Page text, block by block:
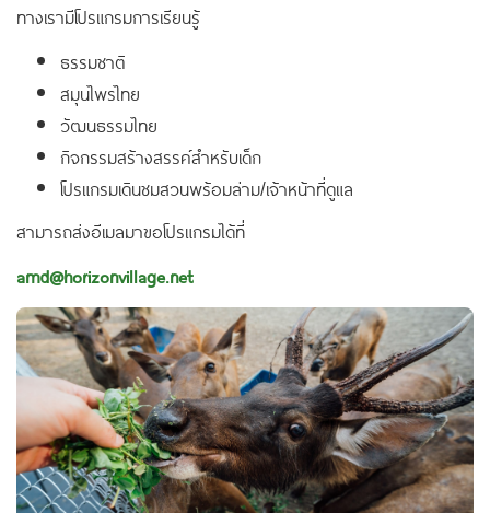
ทางเรามีโปรแกรมการเรียนรู้
ธรรมชาติ
สมุนไพรไทย
วัฒนธรรมไทย
กิจกรรมสร้างสรรค์สำหรับเด็ก
โปรแกรมเดินชมสวนพร้อมล่าม/เจ้าหน้าที่ดูแล
สามารถส่งอีเมลมาขอโปรแกรมได้ที่
amd@horizonvillage.net